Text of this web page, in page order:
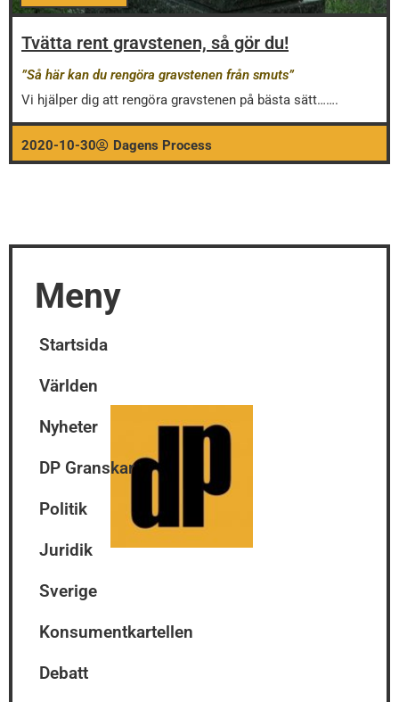
Tvätta rent gravstenen, så gör du!
”Så här kan du rengöra gravstenen från smuts”
Vi hjälper dig att rengöra gravstenen på bästa sätt…….
2020-10-30 Dagens Process
Meny
Startsida
Världen
Nyheter
DP Granskar
Politik
Juridik
Sverige
Konsumentkartellen
Debatt